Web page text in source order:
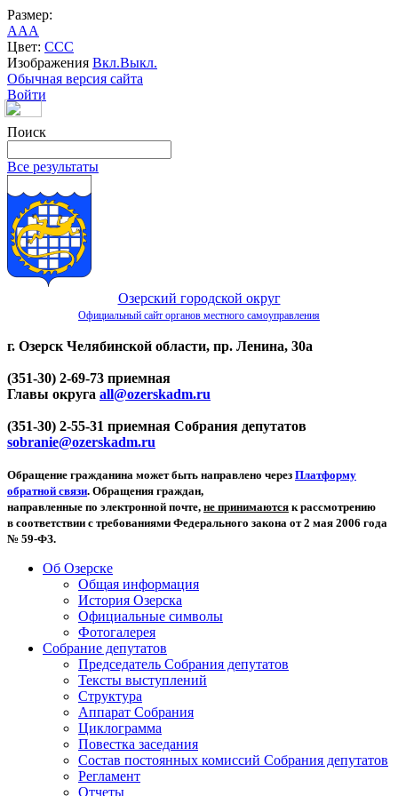
Размер:
AAA
Цвет: CCC
Изображения Вкл.Выкл.
Обычная версия сайта
Войти
Поиск
Все результаты
Озерский городской округ
Официальный сайт органов местного самоуправления
г. Озерск Челябинской области, пр. Ленина, 30а
(351-30) 2-69-73 приемная
Главы округа all@ozerskadm.ru
(351-30) 2-55-31 приемная Собрания депутатов
sobranie@ozerskadm.ru
Обращение гражданина может быть направлено через Платформу
обратной связи. Обращения граждан,
направленные по электронной почте, не принимаются к рассмотрению
в соответствии с требованиями Федерального закона от 2 мая 2006 года
№ 59-ФЗ.
Об Озерске
Общая информация
История Озерска
Официальные символы
Фотогалерея
Собрание депутатов
Председатель Собрания депутатов
Тексты выступлений
Структура
Аппарат Собрания
Циклограмма
Повестка заседания
Состав постоянных комиссий Собрания депутатов
Регламент
Отчеты